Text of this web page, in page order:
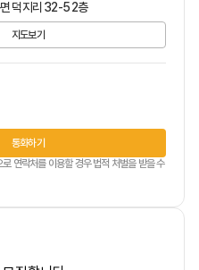
덕지리 32-5 2층
지도보기
통화하기
연락처를 이용할 경우 법적 처벌을 받을 수